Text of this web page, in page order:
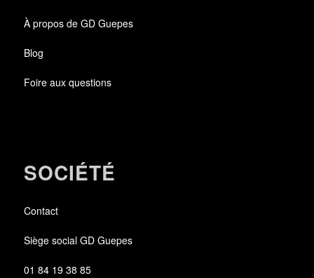
À propos de GD Guepes
Blog
Foire aux questions
SOCIÉTÉ
Contact
Siège social GD Guepes
01 84 19 38 85